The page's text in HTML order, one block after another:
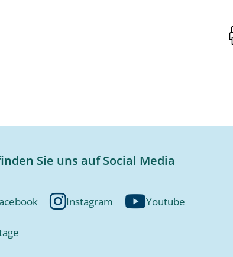
Sie uns auf Social Media
Instagram Youtube